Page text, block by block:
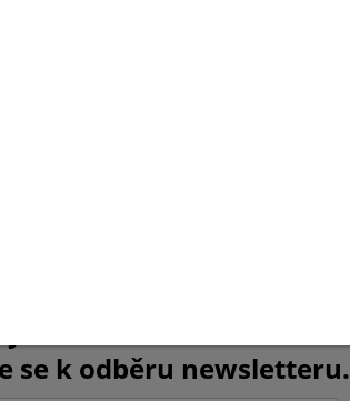
se k odběru newsletteru.